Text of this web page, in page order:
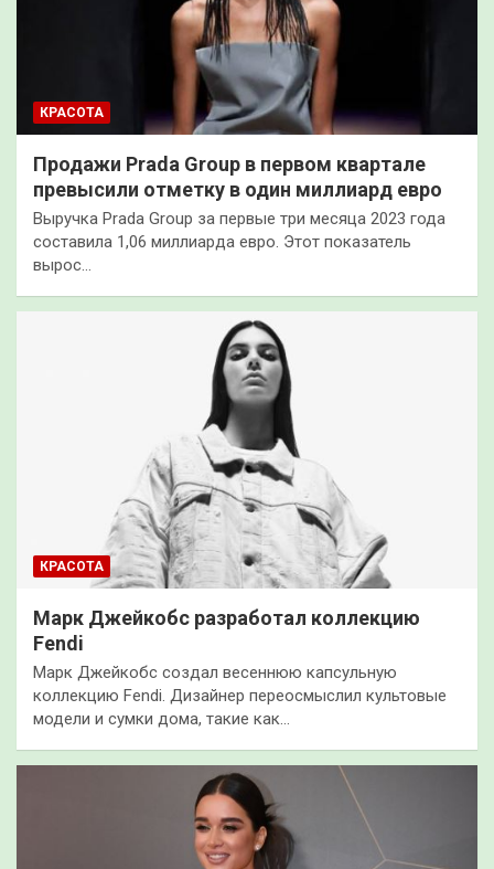
КРАСОТА
Продажи Prada Group в первом квартале
превысили отметку в один миллиард евро
Выручка Prada Group за первые три месяца 2023 года
составила 1,06 миллиарда евро. Этот показатель
вырос…
КРАСОТА
Марк Джейкобс разработал коллекцию
Fendi
Марк Джейкобс создал весеннюю капсульную
коллекцию Fendi. Дизайнер переосмыслил культовые
модели и сумки дома, такие как…